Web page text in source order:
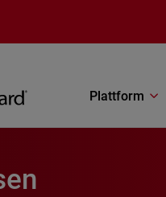
Plattform